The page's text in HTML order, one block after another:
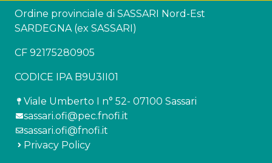
Ordine provinciale di SASSARI Nord-Est
SARDEGNA (ex SASSARI)
CF 92175280905
CODICE IPA B9U3II01
Viale Umberto I n° 52- 07100 Sassari
sassari.ofi@pec.fnofi.it
sassari.ofi@fnofi.it
Privacy Policy